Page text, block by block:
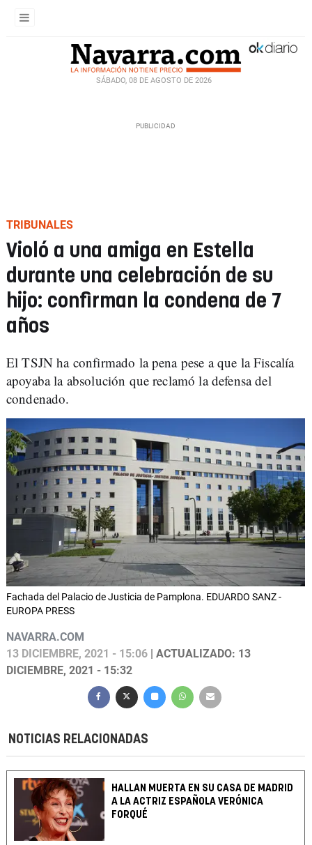
SÁBADO, 08 DE AGOSTO DE 2026
TRIBUNALES
Violó a una amiga en Estella
durante una celebración de su
hijo: confirman la condena de 7
años
El TSJN ha confirmado la pena pese a que la Fiscalía
apoyaba la absolución que reclamó la defensa del
condenado.
Fachada del Palacio de Justicia de Pamplona. EDUARDO SANZ -
EUROPA PRESS
NAVARRA.COM
13 DICIEMBRE, 2021 - 15:06 | ACTUALIZADO: 13
DICIEMBRE, 2021 - 15:32
NOTICIAS RELACIONADAS
HALLAN MUERTA EN SU CASA DE MADRID
A LA ACTRIZ ESPAÑOLA VERÓNICA
FORQUÉ